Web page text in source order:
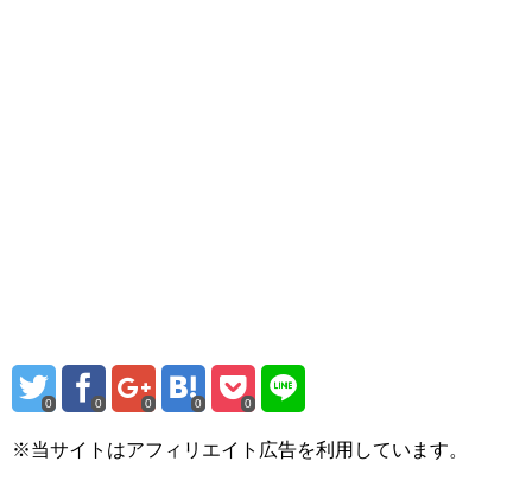
0 0 0 0 0
※当サイトはアフィリエイト広告を利用しています。